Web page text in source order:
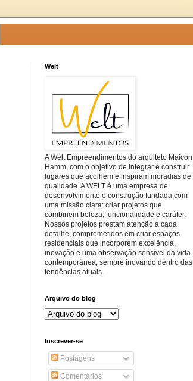
Welt
A Welt Empreendimentos do arquiteto Maicon
Hamm, com o objetivo de integrar e construir
lugares que acolhem e inspiram moradias de
qualidade. A WELT é uma empresa de
desenvolvimento e construção fundada com
uma missão clara: criar projetos que
combinem beleza, funcionalidade e caráter.
Nossos projetos prestam atenção a cada
detalhe, comprometidos em criar espaços
residenciais que incorporem excelência,
inovação e uma observação sensível da vida
contemporânea, sempre inovando dentro das
tendências atuais.
Arquivo do blog
Inscrever-se
Postagens
Comentários